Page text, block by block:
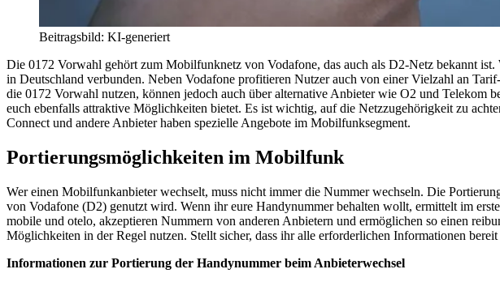
Beitragsbild: KI-generiert
Die 0172 Vorwahl gehört zum Mobilfunknetz von Vodafone, das auch als D2-Netz bekannt
in Deutschland verbunden. Neben Vodafone profitieren Nutzer auch von einer Vielzahl an
die 0172 Vorwahl nutzen, können jedoch auch über alternative Anbieter wie O2 und
euch ebenfalls attraktive Möglichkeiten bietet. Es ist wichtig, auf die Netzzugehörigkeit zu
Connect und andere Anbieter haben spezielle Angebote im Mobilfunksegment.
Portierungsmöglichkeiten im Mobilfunk
Wer einen Mobilfunkanbieter wechselt, muss nicht immer die Nummer wechseln. Die
von Vodafone (D2) genutzt wird. Wenn ihr eure Handynummer behalten wollt, ermittelt im
mobile und otelo, akzeptieren Nummern von anderen Anbietern und ermöglichen so einen
Möglichkeiten in der Regel nutzen. Stellt sicher, dass ihr alle erforderlichen Informationen
Informationen zur Portierung der Handynummer beim Anbieterwechsel